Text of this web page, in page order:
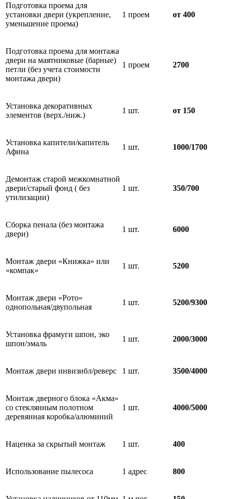
Подготовка проема для
установки двери (укрепление,
уменьшение проема)
1 проем от 400
Подготовка проема для монтажа
двери на маятниковые (барные)
петли (без учета стоимости
монтажа двери)
1 проем 2700
Установка декоративных
элементов (верх./ниж.)
1 шт. от 150
Установка капители/капитель
Афина
1 шт. 1000/1700
Демонтаж старой межкомнатной
двери/старый фонд ( без
утилизации)
1 шт. 350/700
Сборка пенала (без монтажа
двери)
1 шт. 6000
Монтаж двери «Книжка» или
«компак»
1 шт. 5200
Монтаж двери «Рото»
однопольная/двупольная
1 шт. 5200/9300
Установка фрамуги шпон, эко
шпон/эмаль
1 шт. 2000/3000
Монтаж двери инвизибл/реверс 1 шт. 3500/4000
Монтаж дверного блока «Акма»
со стеклянным полотном
деревянная коробка/алюминий
1 шт. 4000/5000
Наценка за скрытый монтаж 1 шт. 400
Использование пылесоса 1 адрес 800